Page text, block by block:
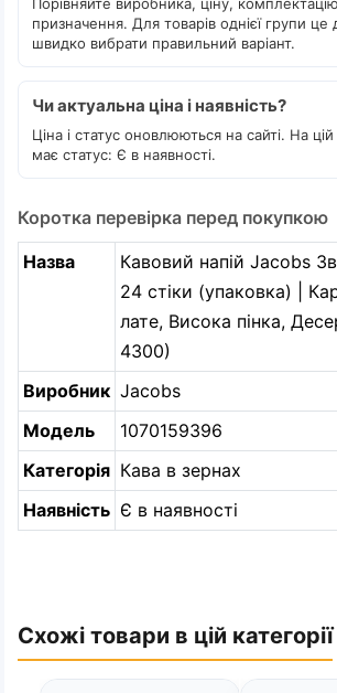
призначення. Для товарів однієї групи це
швидко вибрати правильний варіант.
Чи актуальна ціна і наявність?
Ціна і статус оновлюються на сайті. На цій
має статус: Є в наявності.
Коротка перевірка перед покупкою
Назва
Кавовий напій Jacobs
24 стіки (упаковка) |
лате, Висока пінка,
4300)
Виробник Jacobs
Модель
1070159396
Категорія Кава в зернах
Наявність Є в наявності
Схожі товари в цій категорії